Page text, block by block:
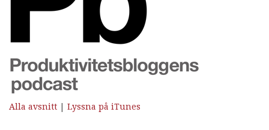
Alla avsnitt Lyssna på iTunes